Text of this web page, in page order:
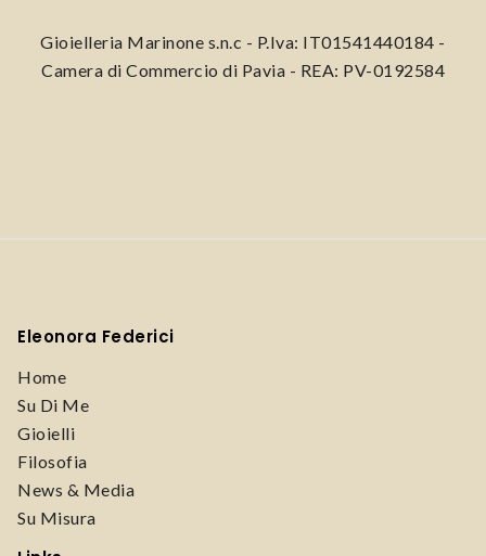
Gioielleria Marinone s.n.c - P.Iva: IT01541440184 -
Camera di Commercio di Pavia - REA: PV-0192584
Eleonora Federici
Home
Su Di Me
Gioielli
Filosofia
News & Media
Su Misura